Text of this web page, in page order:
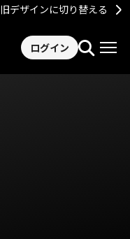
旧デザインに切り替える
ログイン